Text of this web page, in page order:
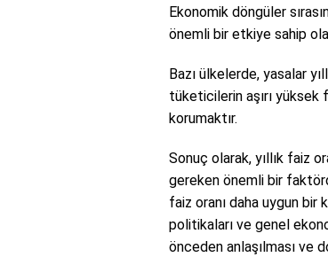
Ekonomik döngüler
önemli bir etkiye sahip
Bazı ülkelerde, yasalar
tüketicilerin aşırı yüksek
korumaktır.
Sonuç olarak, yıllık faiz
gereken önemli bir
faiz oranı daha uygun bir
politikaları ve genel
önceden anlaşılması ve